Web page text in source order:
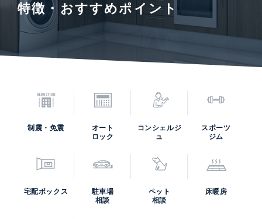
特徴・おすすめポイント
制震・免震
オート
ロック
コンシェルジ
ュ
スポーツ
ジム
宅配ボックス
駐車場
相談
ペット
相談
床暖房